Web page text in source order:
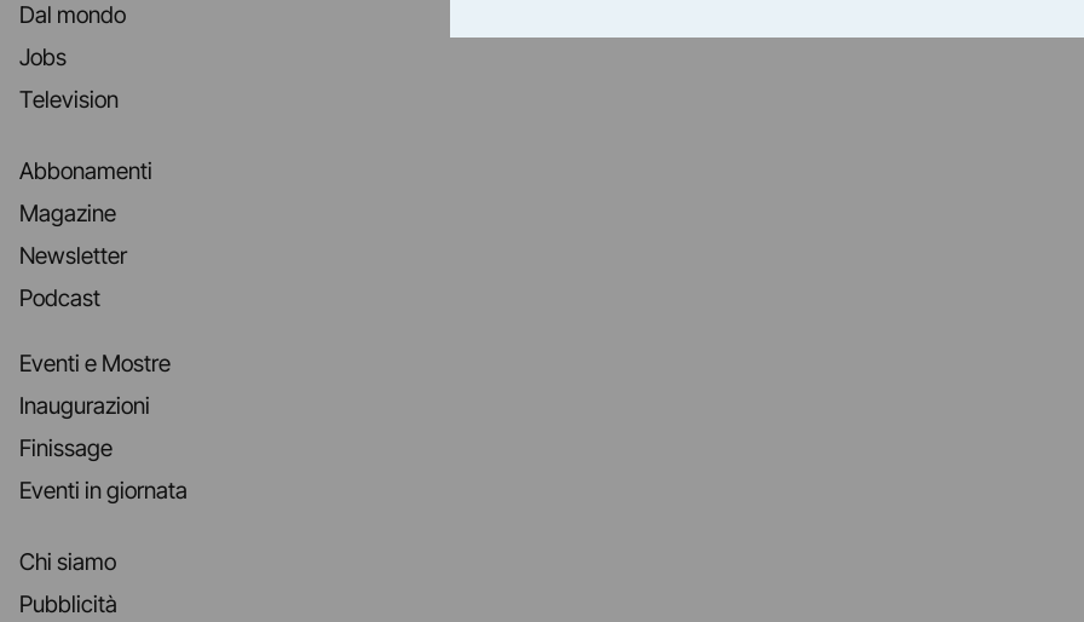
Dal mondo
Jobs
Television
Abbonamenti
Magazine
Newsletter
Podcast
Eventi e Mostre
Inaugurazioni
Finissage
Eventi in giornata
Chi siamo
Pubblicità